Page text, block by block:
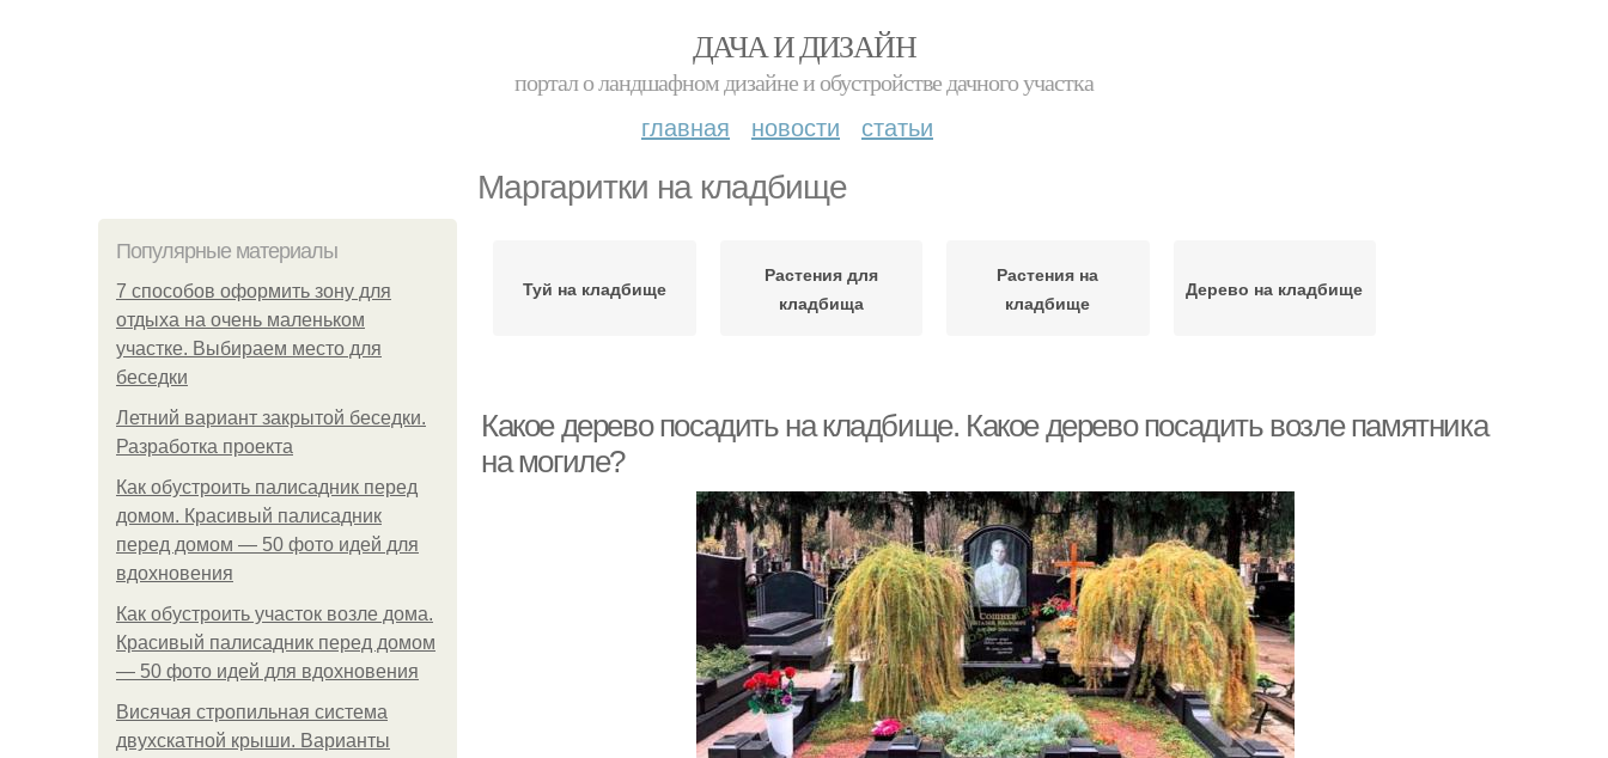
ДАЧА И ДИЗАЙН
портал о ландшафном дизайне и обустройстве дачного участка
главная новости статьи
Маргаритки на кладбище
Популярные материалы
7 способов оформить зону для
отдыха на очень маленьком
участке. Выбираем место для
беседки
Летний вариант закрытой беседки.
Разработка проекта
Как обустроить палисадник перед
домом. Красивый палисадник
перед домом — 50 фото идей для
вдохновения
Как обустроить участок возле дома.
Красивый палисадник перед домом
— 50 фото идей для вдохновения
Висячая стропильная система
двухскатной крыши. Варианты
Туй на кладбище
Растения для
кладбища
Растения на
кладбище
Дерево на кладбище
Какое дерево посадить на кладбище. Какое дерево посадить возле памятника
на могиле?